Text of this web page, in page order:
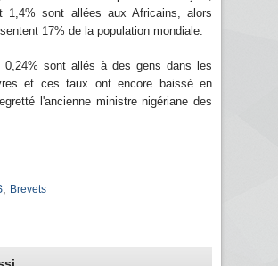
1,4% sont allées aux Africains, alors
17% de la population mondiale.
0,24% sont allés à des gens dans les
et ces taux ont encore baissé en
l'ancienne ministre nigériane des
Brevets